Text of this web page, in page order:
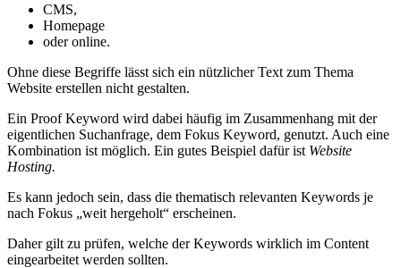
CMS,
Homepage
oder online.
Ohne diese Begriffe lässt sich ein nützlicher Text zum Thema
Website erstellen nicht gestalten.
Ein Proof Keyword wird dabei häufig im Zusammenhang mit der
eigentlichen Suchanfrage, dem Fokus Keyword, genutzt. Auch eine
Kombination ist möglich. Ein gutes Beispiel dafür ist Website
Hosting.
Es kann jedoch sein, dass die thematisch relevanten Keywords je
nach Fokus „weit hergeholt“ erscheinen.
Daher gilt zu prüfen, welche der Keywords wirklich im Content
eingearbeitet werden sollten.